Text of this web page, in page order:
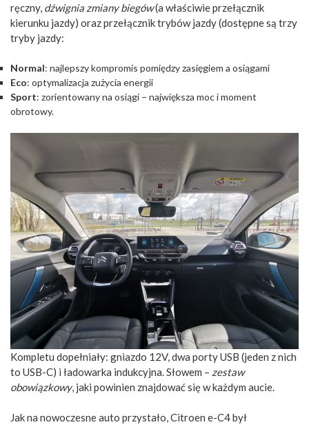
ręczny, dźwignia zmiany biegów(a właściwie przełącznik
kierunku jazdy) oraz przełącznik trybów jazdy (dostępne są trzy
tryby jazdy:
Normal: najlepszy kompromis pomiędzy zasięgiem a osiągami
Eco: optymalizacja zużycia energii
Sport: zorientowany na osiągi − największa moc i moment
obrotowy.
Kompletu dopełniały: gniazdo 12V, dwa porty USB (jeden z nich
to USB-C) i ładowarka indukcyjna. Słowem – zestaw
obowiązkowy, jaki powinien znajdować się w każdym aucie.
Jak na nowoczesne auto przystało, Citroen e-C4 był